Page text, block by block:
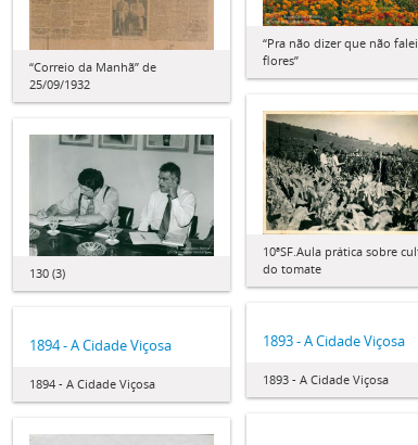
“Correio da Manhã” de
25/09/1932
“Pra não dizer que não
flores”
10ªSF.Aula prática sobre
do tomate
130 (3)
1893 - A Cidade Viçosa
1893 - A Cidade Viçosa
1894 - A Cidade Viçosa
1894 - A Cidade Viçosa